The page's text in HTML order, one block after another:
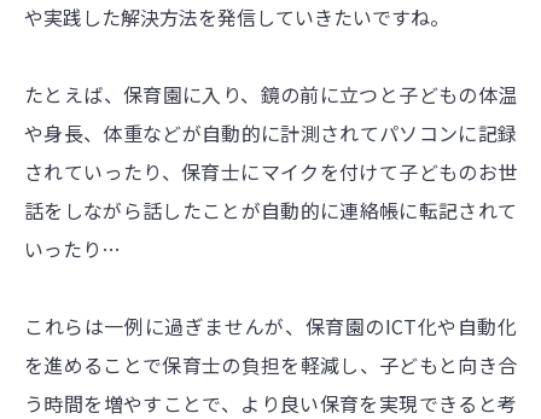
や実践した解決方法を発信していきたいですね。
たとえば、保育園に入り、鏡の前に立つと子どもの体温
や身長、体重などが自動的に計測されてパソコンに記録
されていったり、保育士にマイクを付けて子どものお世
話をしながら話したことが自動的に連絡帳に転記されて
いったり…
これらは一例に過ぎませんが、保育園のICT化や自動化
を進めることで保育士の負担を軽減し、子どもと向き合
う時間を増やすことで、より良い保育を実現できると考